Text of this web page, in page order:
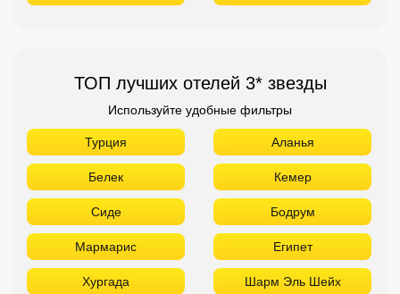
ТОП лучших отелей 3* звезды
Используйте удобные фильтры
Турция Аланья
Белек Кемер
Сиде Бодрум
Мармарис Египет
Хургада Шарм Эль Шейх